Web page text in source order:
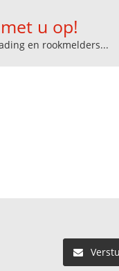
u op!
en rookmelders...